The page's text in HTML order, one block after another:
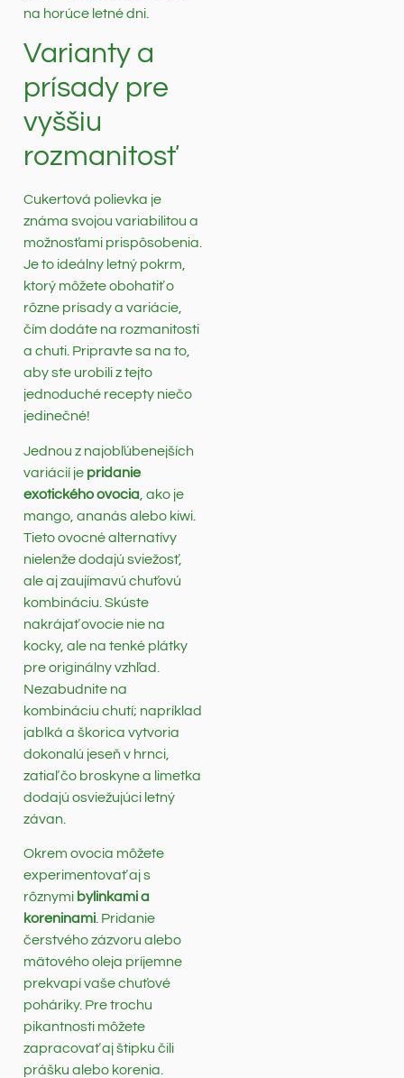
na horúce letné dni.
Varianty a
prísady pre
vyššiu
rozmanitosť
Cukertová polievka je
známa svojou variabilitou a
možnosťami prispôsobenia.
Je to ideálny letný pokrm,
ktorý môžete obohatiť o
rôzne prísady a variácie,
čím dodáte na rozmanitosti
a chuti. Pripravte sa na to,
aby ste urobili z tejto
jednoduché recepty niečo
jedinečné!
Jednou z najobľúbenejších
variácií je pridanie
exotického ovocia , ako je
mango, ananás alebo kiwi.
Tieto ovocné alternatívy
nielenže dodajú sviežosť,
ale aj zaujímavú chuťovú
kombináciu. Skúste
nakrájať ovocie nie na
kocky, ale na tenké plátky
pre originálny vzhľad.
Nezabudnite na
kombináciu chutí; napríklad
jablká a škorica vytvoria
dokonalú jeseň v hrnci,
zatiaľ čo broskyne a limetka
dodajú osviežujúci letný
závan.
Okrem ovocia môžete
experimentovať aj s
rôznymi bylinkami a
koreninami . Pridanie
čerstvého zázvoru alebo
mätového oleja príjemne
prekvapí vaše chuťové
poháriky. Pre trochu
pikantnosti môžete
zapracovať aj štipku čili
prášku alebo korenia.